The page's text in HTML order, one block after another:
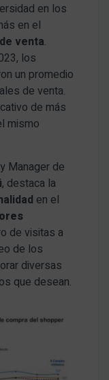
en los
en el
venta.
los
un promedio
de venta.
de más
mismo
Manager de
, destaca la
en el
de visitas a
de los
diversas
que desean.